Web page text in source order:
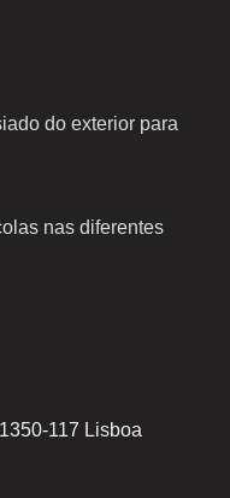
do exterior para
nas diferentes
117 Lisboa